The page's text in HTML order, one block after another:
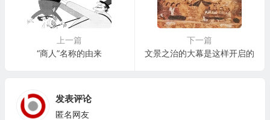
上一篇
“商人”名称的由来
下一篇
文景之治的大幕是这样开启的
发表评论
匿名网友